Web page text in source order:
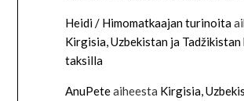
Heidi / Himomatkaajan turinoita
Kirgisia, Uzbekistan ja Tadžikistan
taksilla
AnuPeteaiheesta Kirgisia,